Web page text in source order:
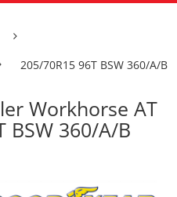
205/70R15 96T BSW 360/A/B
Workhorse AT
BSW 360/A/B